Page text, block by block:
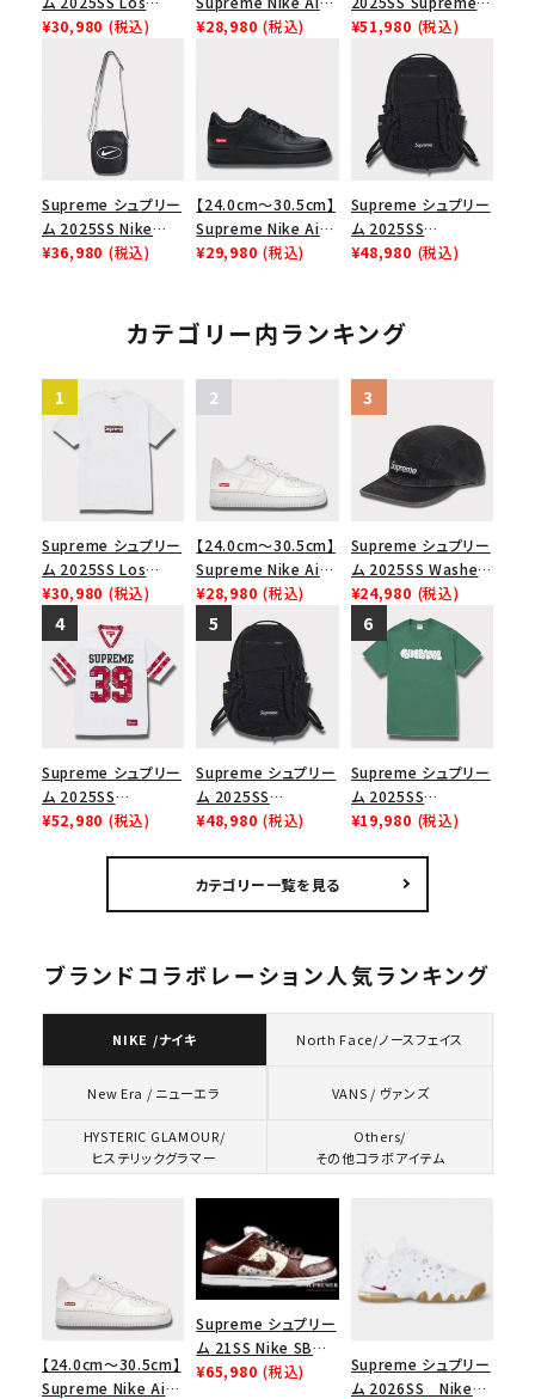
Angeles Fire Relief
Box Logo Tee ファ
イヤーリリーフボック
スロゴTシャツ ホワ
¥30,980 (税込)
Force 1 Low シュプ
¥28,980 (税込)
GOODENOUGH
Nike Air Force 1
Low AF1 シュプリー
ムグッドイナフ ナイキ
エアフォース１スニー
カー シューズ ホワイ
¥51,980 (税込)
Supreme シュプリー
ム 2025SS Nike
Leather Shoulder
¥36,980 (税込)
【24.0cm～30.5cm】
Supreme Nike Air
Force 1 Low シュプ
ューズ ブラック
¥29,980 (税込)
Supreme シュプリー
ム 2025SS
Backpack バックパッ
¥48,980 (税込)
カテゴリー内ランキング
Supreme シュプリー
ム 2025SS Los
Angeles Fire Relief
Box Logo Tee ファ
イヤーリリーフボック
スロゴTシャツ ホワ
イト 白
¥30,980 (税込)
【24.0cm～30.5cm】
Supreme Nike Air
Force 1 Low シュプ
リーム ナイキエアフォ
ース１スニーカー シ
ューズ ホワイト
¥28,980 (税込)
Supreme シュプリー
ム 2025SS Washed
Chino Twill Camp
Cap ウォッシュチノツ
イルキャンプキャップ
ブラック 黒
¥24,980 (税込)
Supreme シュプリー
ム 2025SS
Bandana Football
¥52,980 (税込)
Supreme シュプリー
ム 2025SS
Backpack バックパッ
¥48,980 (税込)
Supreme シュプリー
ム 2025SS
Homerun Tee ホー
¥19,980 (税込)
カテゴリー一覧を見る
ブランドコラボレーション人気ランキング
NIKE /ナイキ North Face/ノースフェイス
New Era / ニューエラ VANS / ヴァンズ
HYSTERIC GLAMOUR/
ヒステリックグラマー
Others/
その他コラボアイテム
【24.0cm～30.5cm】
Supreme Nike Air
Supreme シュプリー
ム 21SS Nike SB
Dunk Low ナイキSB
¥65,980 (税込)
Supreme シュプリー
ム 2026SS Nike